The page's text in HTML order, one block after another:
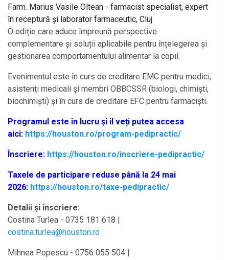
Farm. Marius Vasile Oltean - farmacist specialist, expert
în receptură și laborator farmaceutic, Cluj
O ediție care aduce împreună perspective
complementare și soluții aplicabile pentru înțelegerea și
gestionarea comportamentului alimentar la copil.
Evenimentul este în curs de creditare EMC pentru medici,
asistenți medicali și membri OBBCSSR (biologi, chimiști,
biochimiști) și în curs de creditare EFC pentru farmaciști.
Programul este în lucru și îl veți putea accesa
aici: https://houston.ro/program-pedipractic/
Înscriere: https://houston.ro/inscriere-pedipractic/
Taxele de participare reduse până la 24 mai
2026: https://houston.ro/taxe-pedipractic/
Detalii și înscriere:
Costina Turlea - 0735 181 618 |
costina.turlea@houston.ro
Mihnea Popescu - 0756 055 504 |